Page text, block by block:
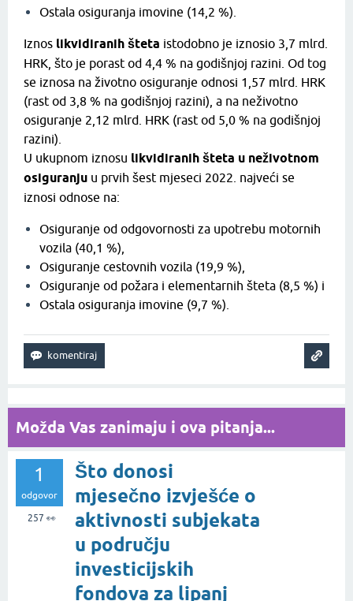
Ostala osiguranja imovine (14,2 %).
Iznos likvidiranih šteta istodobno je iznosio 3,7 mlrd.
HRK, što je porast od 4,4 % na godišnjoj razini. Od tog
se iznosa na životno osiguranje odnosi 1,57 mlrd. HRK
(rast od 3,8 % na godišnjoj razini), a na neživotno
osiguranje 2,12 mlrd. HRK (rast od 5,0 % na godišnjoj
razini).
U ukupnom iznosu likvidiranih šteta u neživotnom
osiguranju u prvih šest mjeseci 2022. najveći se
iznosi odnose na:
Osiguranje od odgovornosti za upotrebu motornih
vozila (40,1 %),
Osiguranje cestovnih vozila (19,9 %),
Osiguranje od požara i elementarnih šteta (8,5 %) i
Ostala osiguranja imovine (9,7 %).
Možda Vas zanimaju i ova pitanja...
1
odgovor
257 👀
Što donosi
mjesečno izvješće o
aktivnosti subjekata
u području
investicijskih
fondova za lipanj